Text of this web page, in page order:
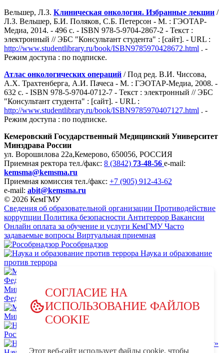
Вельшер, Л.З. Клиническая онкология. Избранные лекции /
Л.З. Вельшер, Б.И. Поляков, С.Б. Петерсон - М. : ГЭОТАР-
Медиа, 2014. - 496 с. - ISBN 978-5-9704-2867-2 - Текст :
электронный // ЭБС "Консультант студента" : [сайт]. - URL :
http://www.studentlibrary.ru/book/ISBN9785970428672.html . -
Режим доступа : по подписке.
Атлас онкологических операций / Под ред. В.И. Чиссова,
А.Х. Трахтенберга, А.И. Пачеса - М. : ГЭОТАР-Медиа, 2008. -
632 с. - ISBN 978-5-9704-0712-7 - Текст : электронный // ЭБС
"Консультант студента" : [сайт]. - URL :
http://www.studentlibrary.ru/book/ISBN9785970407127.html . -
Режим доступа : по подписке.
Кемеровский Государственный Медицинский Университет
Минздрава России
ул. Ворошилова 22а,Кемерово, 650056, РОССИЯ
Приемная ректора тел./факс: 8 (3842) 73-48-56 e-mail:
kemsma@kemsma.ru
Приемная комиссия тел./факс: +7 (905) 912-43-62
e-mail: abit@kemsma.ru
© 2026 КемГМУ
Сведения об образовательной организации Противодействие
коррупции Политика безопасности Антитеррор Вакансии
Онлайн оплата за обучение и услуги КемГМУ Часто
задаваемые вопросы Виртуальная приемная
Рособрнадзор
Наука и образование
против террора
Министерство науки и высшего образования Российской
Федерации
Министерство просвещения Российской Федерации
НЦПТИ.РФ
Роспотребнадзор
СОГЛАСИЕ НА
ИСПОЛЬЗОВАНИЕ ФАЙЛОВ
COOKIE
Этот веб-сайт использует файлы cookie, чтобы